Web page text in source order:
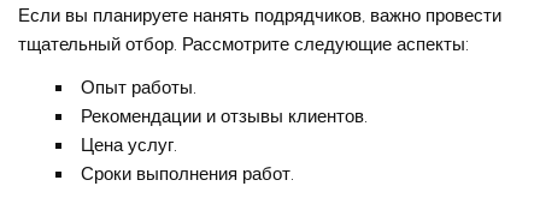
Если вы планируете нанять подрядчиков, важно провести
тщательный отбор. Рассмотрите следующие аспекты:
Опыт работы.
Рекомендации и отзывы клиентов.
Цена услуг.
Сроки выполнения работ.